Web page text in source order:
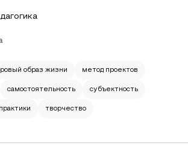
образ жизни метод проектов
самостоятельность субъектность
творчество